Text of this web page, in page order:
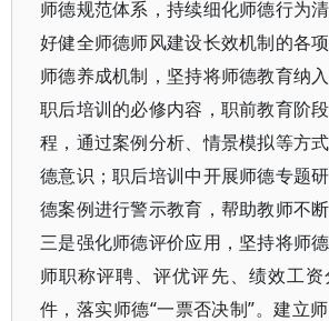
师德规范体系，持续细化师德行为
好健全师德师风建设长效机制的各
师德养成机制，坚持将师德教育纳
职后培训的必修内容，职前教育阶
程，通过案例分析、情景模拟等方
德意识；职后培训中开展师德专题
德案例进行警示教育，帮助教师不断
三是强化师德评价应用，坚持将师
师职称评聘、评优评先、绩效工
件，落实师德“一票否决制”。建立